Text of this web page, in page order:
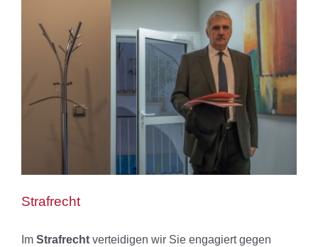
Strafrecht
Im Strafrecht verteidigen wir Sie engagiert gegen